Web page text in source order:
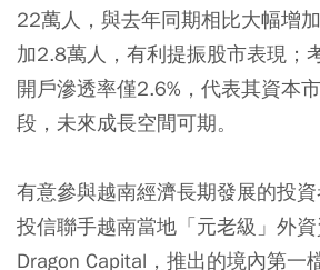
22萬人，與去年同期相比大幅增
加2.8萬人，有利提振股市表現；
開戶滲透率僅2.6%，代表其資本
段，未來成長空間可期。
有意參與越南經濟長期發展的投
投信聯手越南當地「元老級」外
Dragon Capital，推出的境內第一